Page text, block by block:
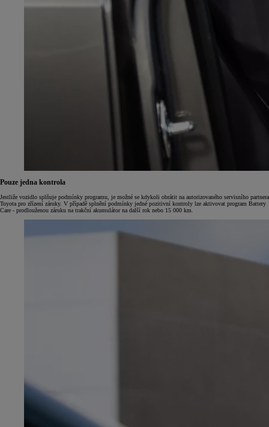
Pouze jedna kontrola
Jestliže vozidlo splňuje podmínky programu, je možné se kdykoli obrátit na autorizovaného servisního partnera
Toyota pro zřízení záruky. V případě splnění podmínky jedné pozitivní kontroly lze aktivovat program Battery
Care - prodlouženou záruku na trakční akumulátor na další rok nebo 15 000 km.